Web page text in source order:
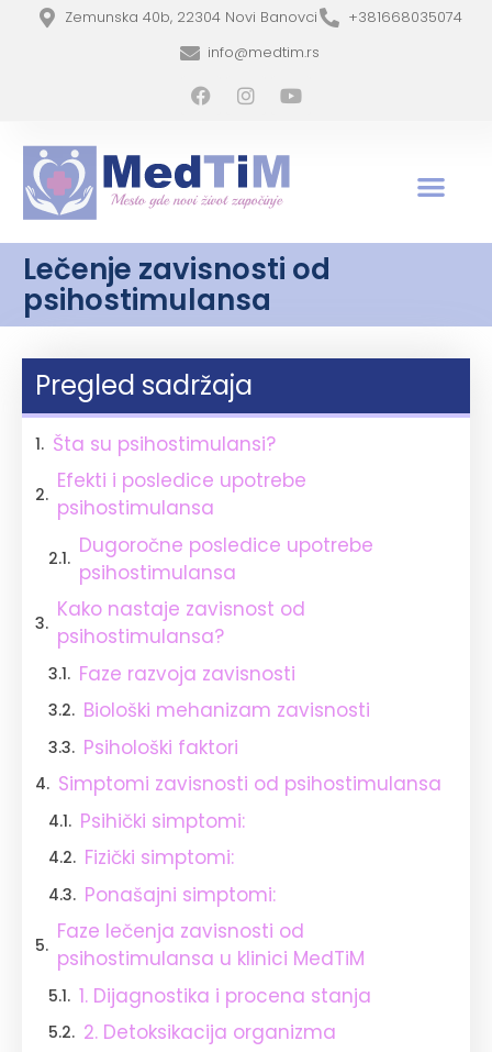
Zemunska 40b, 22304 Novi Banovci
+381668035074
info@medtim.rs
Lečenje zavisnosti od
psihostimulansa
Pregled sadržaja
Šta su psihostimulansi?
Efekti i posledice upotrebe
psihostimulansa
Dugoročne posledice upotrebe
psihostimulansa
Kako nastaje zavisnost od
psihostimulansa?
Faze razvoja zavisnosti
Biološki mehanizam zavisnosti
Psihološki faktori
Simptomi zavisnosti od psihostimulansa
Psihički simptomi:
Fizički simptomi:
Ponašajni simptomi:
Faze lečenja zavisnosti od
psihostimulansa u klinici MedTiM
1. Dijagnostika i procena stanja
2. Detoksikacija organizma